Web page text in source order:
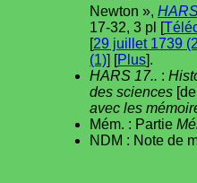
Newton »,
17-32, 3 pl [
[29 juillet 1739
(1)] [Plus].
HARS 17.. :
des sciences
avec les
Mém. : Partie
NDM : Note de